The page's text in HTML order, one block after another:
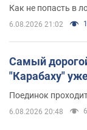
Как не попасть в
6.08.2026 21:02
Самый
"Карабаху"
Поединок
6.08.2026 20:48